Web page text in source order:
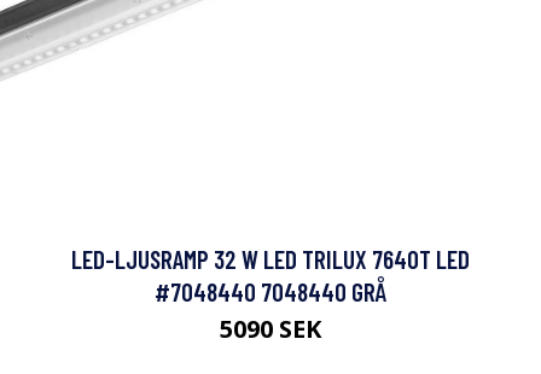
LED-LJUSRAMP 32 W LED TRILUX 7640T LED
#7048440 7048440 GRÅ
5090 SEK